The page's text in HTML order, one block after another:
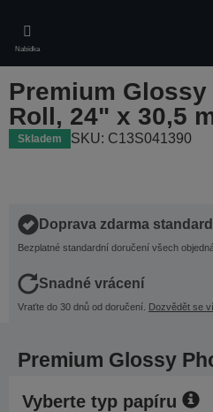
main
content
Nabídka
Premium
Roll, 24" x 30,5
Skladem SKU: C13S041390
Doprava zdarma
Bezplatné standardní doručení všech
Snadné vrácení
Vraťte do 30 dnů od doručení. Dozvědět se
Premium Glossy
Vyberte typ papíru